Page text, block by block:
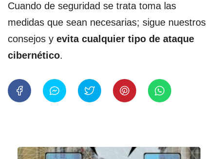
Cuando de seguridad se trata toma las
medidas que sean necesarias; sigue nuestros
consejos y evita cualquier tipo de ataque
cibernético.